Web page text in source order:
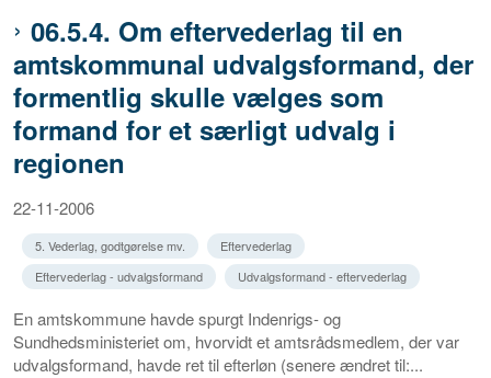
06.5.4. Om eftervederlag til en
amtskommunal udvalgsformand, der
formentlig skulle vælges som
formand for et særligt udvalg i
regionen
22-11-2006
5. Vederlag, godtgørelse mv.
Eftervederlag
Eftervederlag - udvalgsformand
Udvalgsformand - eftervederlag
En amtskommune havde spurgt Indenrigs- og
Sundhedsministeriet om, hvorvidt et amtsrådsmedlem, der var
udvalgsformand, havde ret til efterløn (senere ændret til:...